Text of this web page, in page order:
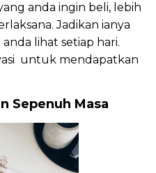
anda ingin beli, lebih
Jadikan ianya
lihat setiap hari.
untuk mendapatkan
Sepenuh Masa